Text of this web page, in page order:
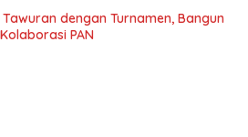
dengan Turnamen, Bangun
PAN